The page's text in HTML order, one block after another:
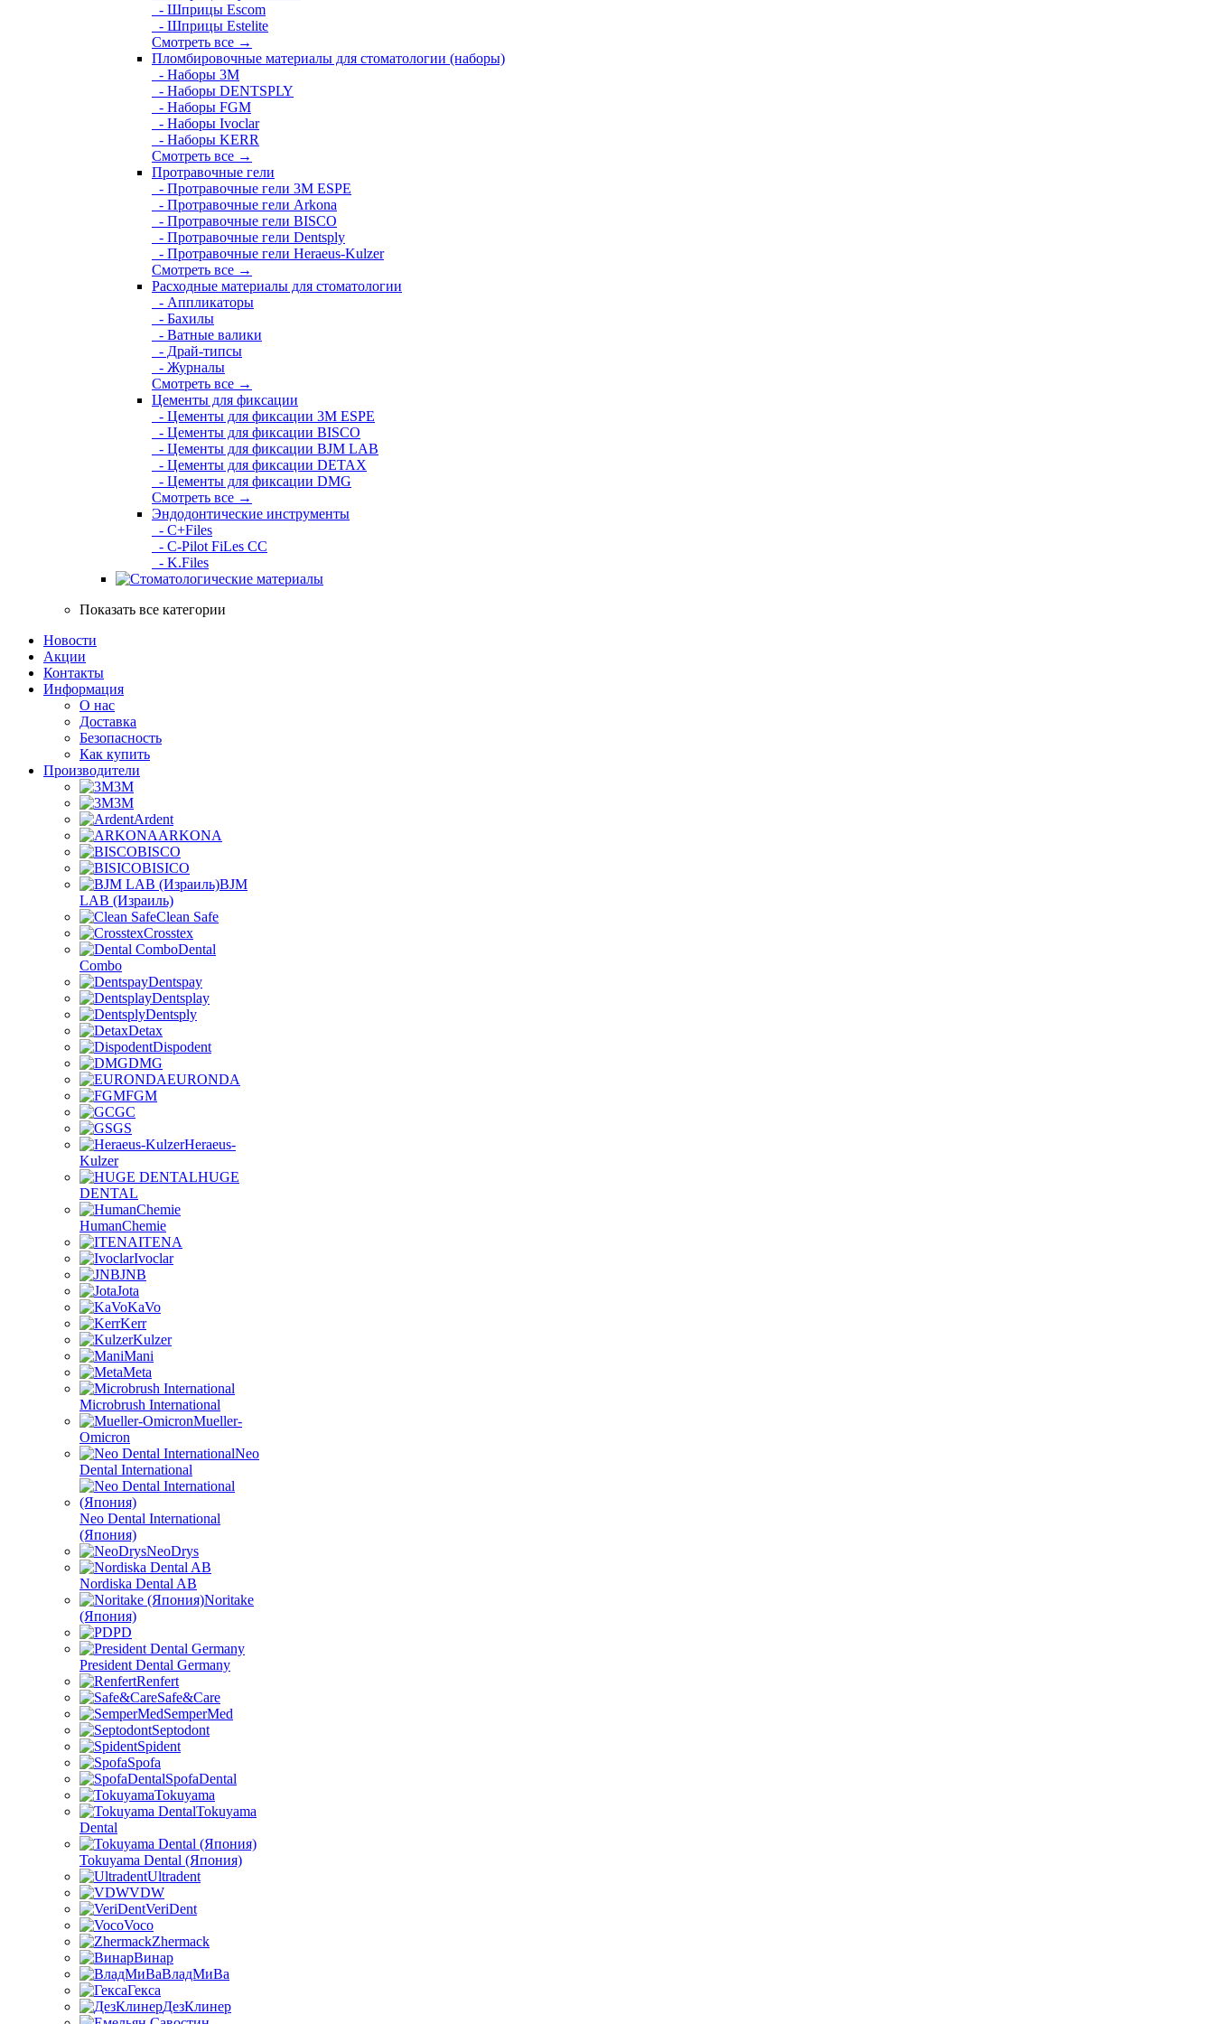
- Шприцы Escom
- Шприцы Estelite
Смотреть все →
Пломбировочные материалы для стоматологии (наборы)
- Наборы 3М
- Наборы DENTSPLY
- Наборы FGM
- Наборы Ivoclar
- Наборы KERR
Смотреть все →
Протравочные гели
- Протравочные гели 3М ESPE
- Протравочные гели Arkona
- Протравочные гели BISCO
- Протравочные гели Dentsply
- Протравочные гели Heraeus-Kulzer
Смотреть все →
Расходные материалы для стоматологии
- Аппликаторы
- Бахилы
- Ватные валики
- Драй-типсы
- Журналы
Смотреть все →
Цементы для фиксации
- Цементы для фиксации 3M ESPE
- Цементы для фиксации BISCO
- Цементы для фиксации BJM LAB
- Цементы для фиксации DETAX
- Цементы для фиксации DMG
Смотреть все →
Эндодонтические инструменты
- C+Files
- C-Pilot FiLes CC
- K.Files
Показать все категории
Новости
Акции
Контакты
Информация
О нас
Доставка
Безопасность
Как купить
Производители
3M
3М
Ardent
ARKONA
BISCO
BISICO
BJM
LAB (Израиль)
Clean Safe
Crosstex
Dental
Combo
Dentspay
Dentsplay
Dentsply
Detax
Dispodent
DMG
EURONDA
FGM
GC
GS
Heraeus-
Kulzer
HUGE
DENTAL
HumanChemie
ITENA
Ivoclar
JNB
Jota
KaVo
Kerr
Kulzer
Mani
Meta
Microbrush International
Mueller-
Omicron
Neo
Dental International
Neo Dental International
(Япония)
NeoDrys
Nordiska Dental AB
Noritake
(Япония)
PD
President Dental Germany
Renfert
Safe&Care
SemperMed
Septodont
Spident
Spofa
SpofaDental
Tokuyama
Tokuyama
Dental
Tokuyama Dental (Япония)
Ultradent
VDW
VeriDent
Voco
Zhermack
Винар
ВладМиВа
Гекса
ДезКлинер